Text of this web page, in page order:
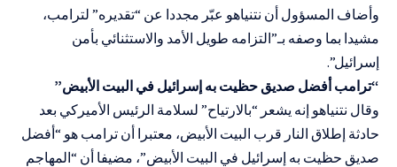
وأضاف المسؤول أن نتنياهو عبّر مجددا عن “تقديره” لترامب،
مشيدا بما وصفه بـ”التزامه طويل الأمد والاستثنائي بأمن
إسرائيل”.
“ترامب أفضل صديق حظيت به إسرائيل في البيت الأبيض”
وقال نتنياهو إنه يشعر “بالارتياح” لسلامة الرئيس الأميركي بعد
حادثة إطلاق النار قرب البيت الأبيض، معتبرا أن ترامب هو “أفضل
صديق حظيت به إسرائيل في البيت الأبيض”، مضيفا أن “المهاجم